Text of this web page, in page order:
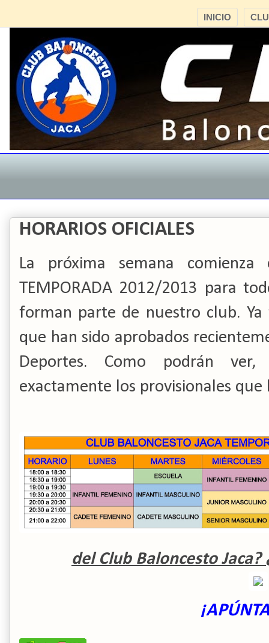
INICIO
HORARIOS OFICIALES
La próxima semana comienza
TEMPORADA 2012/2013 para
forman parte de nuestro club. Ya
que han sido aprobados
Deportes. Como podrán ver,
exactamente los provisionales que
del Club Baloncesto